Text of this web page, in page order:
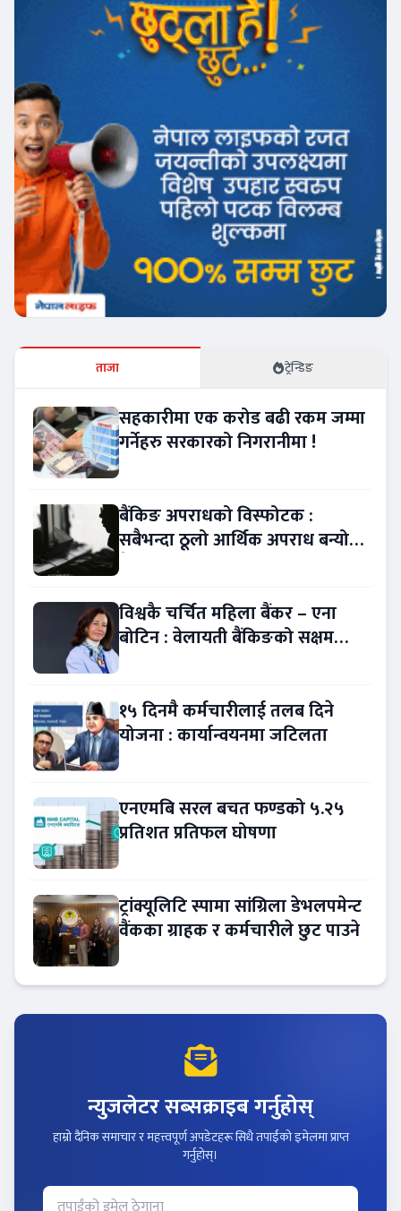
ताजा ट्रेन्डिङ
सहकारीमा एक करोड बढी रकम जम्मा
गर्नेहरु सरकारको निगरानीमा !
बैंकिङ अपराधको विस्फोटक :
सबैभन्दा ठूलो आर्थिक अपराध बन्यो
विश्वकै चर्चित महिला बैंकर – एना
बोटिन : वेलायती बैंकिङको सक्षम
१५ दिनमै कर्मचारीलाई तलब दिने
योजना : कार्यान्वयनमा जटिलता
एनएमबि सरल बचत फण्डको ५.२५
प्रतिशत प्रतिफल घोषणा
ट्रांक्यूलिटि स्पामा सांग्रिला डेभलपमेन्ट
वैंकका ग्राहक र कर्मचारीले छुट पाउने
न्युजलेटर सब्सक्राइब गर्नुहोस्
हाम्रो दैनिक समाचार र महत्त्वपूर्ण अपडेटहरू सिधै तपाईंको इमेलमा प्राप्त
गर्नुहोस्।